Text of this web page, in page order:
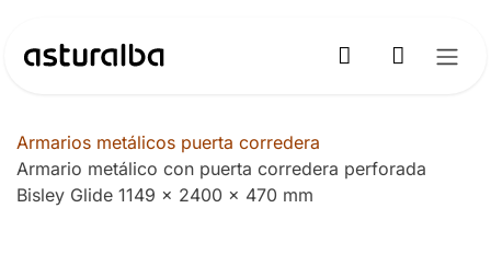
Armarios metálicos puerta corredera
Armario metálico con puerta corredera perforada
Bisley Glide 1149 x 2400 x 470 mm